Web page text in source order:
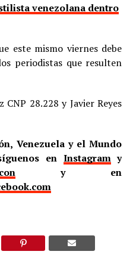
venezolana dentro
este mismo viernes debe
periodistas que resulten
28.228 y Javier Reyes
Venezuela y el Mundo
en Instagramy
y en